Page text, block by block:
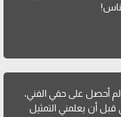
أحصل على حقي الفني،
قبل أن يعلمني التمثيل